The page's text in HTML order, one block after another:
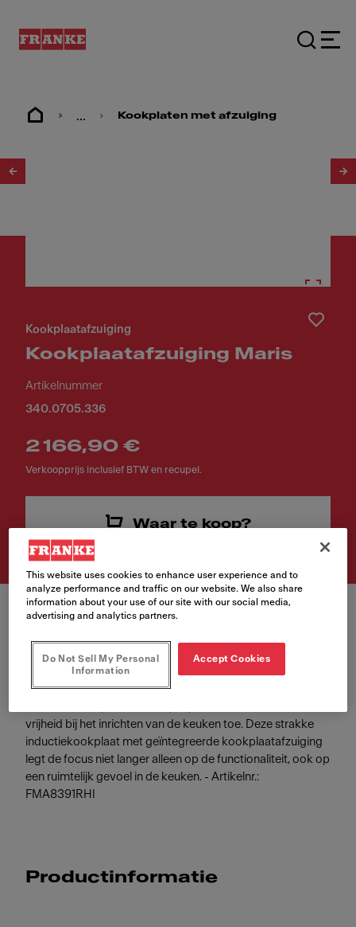
... Kookplaten met afzuiging
Kookplaatafzuiging
Kookplaatafzuiging Maris
Artikelnummer
340.0705.336
2 166,90 €
Verkoopprijs inclusief BTW en recupel.
Waar te koop?
vrijheid bij het inrichten van de keuken toe. Deze strakke
inductiekookplaat met geïntegreerde kookplaatafzuiging
legt de focus niet langer alleen op de functionaliteit, ook op
een ruimtelijk gevoel in de keuken. - Artikelnr.:
FMA8391RHI
Productinformatie
This website uses cookies to enhance user experience and to
analyze performance and traffic on our website. We also share
information about your use of our site with our social media,
advertising and analytics partners.
Do Not Sell My Personal
Information
Accept Cookies